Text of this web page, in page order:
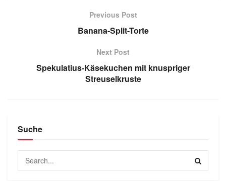
Previous Post
Banana-Split-Torte
Next Post
Spekulatius-Käsekuchen mit knuspriger
Streuselkruste
Suche